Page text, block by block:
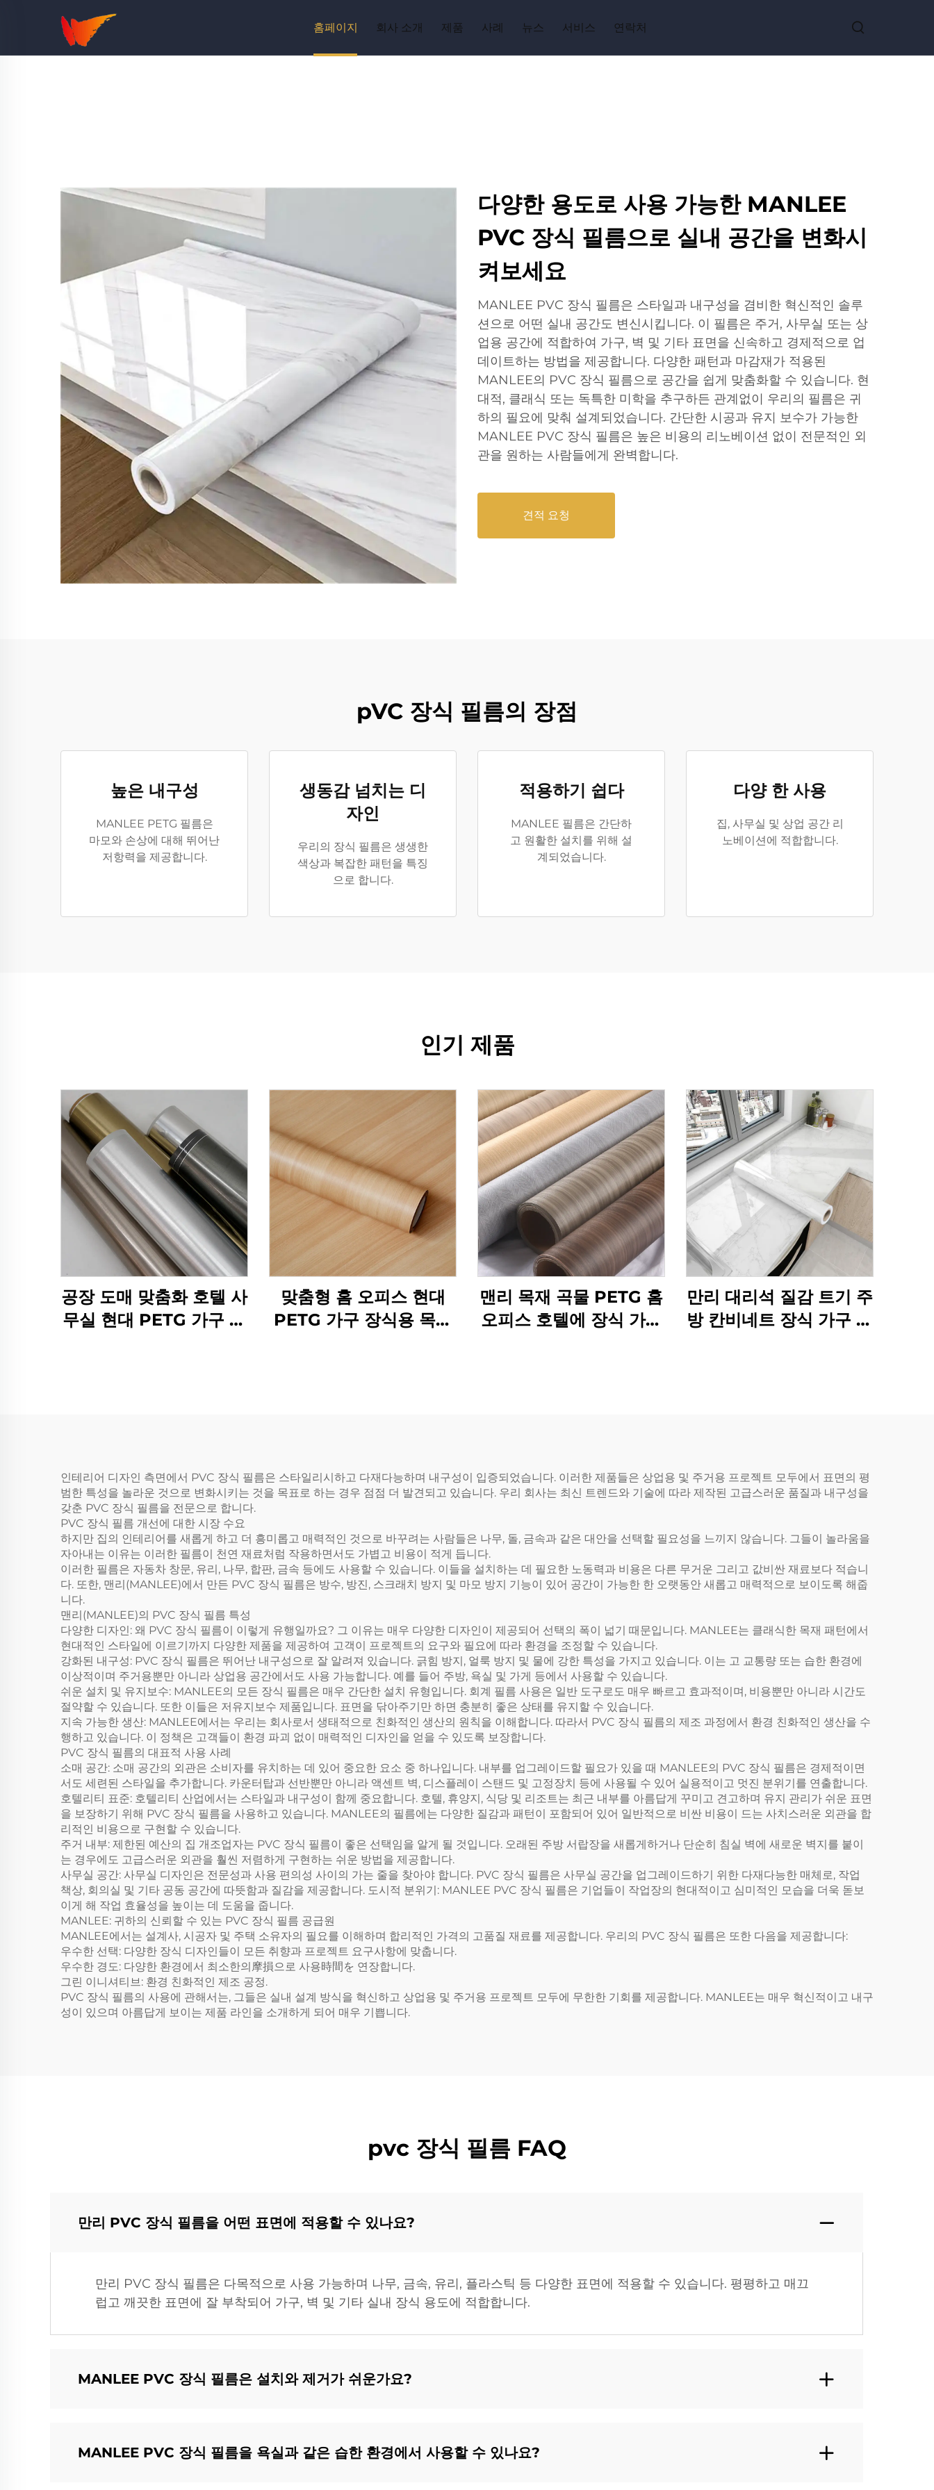
홈페이지 회사 소개 제품 사례 뉴스 서비스 연락처
다양한 용도로 사용 가능한 MANLEE
PVC 장식 필름으로 실내 공간을 변화시
켜보세요
MANLEE PVC 장식 필름은 스타일과 내구성을 겸비한 혁신적인 솔루
션으로 어떤 실내 공간도 변신시킵니다. 이 필름은 주거, 사무실 또는 상
업용 공간에 적합하여 가구, 벽 및 기타 표면을 신속하고 경제적으로 업
데이트하는 방법을 제공합니다. 다양한 패턴과 마감재가 적용된
MANLEE의 PVC 장식 필름으로 공간을 쉽게 맞춤화할 수 있습니다. 현
대적, 클래식 또는 독특한 미학을 추구하든 관계없이 우리의 필름은 귀
하의 필요에 맞춰 설계되었습니다. 간단한 시공과 유지 보수가 가능한
MANLEE PVC 장식 필름은 높은 비용의 리노베이션 없이 전문적인 외
관을 원하는 사람들에게 완벽합니다.
견적 요청
pVC 장식 필름의 장점
높은 내구성
MANLEE PETG 필름은
마모와 손상에 대해 뛰어난
저항력을 제공합니다.
생동감 넘치는 디
자인
우리의 장식 필름은 생생한
색상과 복잡한 패턴을 특징
으로 합니다.
적용하기 쉽다
MANLEE 필름은 간단하
고 원활한 설치를 위해 설
계되었습니다.
다양 한 사용
집, 사무실 및 상업 공간 리
노베이션에 적합합니다.
인기 제품
공장 도매 맞춤화 호텔 사
무실 현대 PETG 가구 장
맞춤형 홈 오피스 현대
PETG 가구 장식용 목재
맨리 목재 곡물 PETG 홈
오피스 호텔에 장식 가구
만리 대리석 질감 트기 주
방 칸비네트 장식 가구 필
인테리어 디자인 측면에서 PVC 장식 필름은 스타일리시하고 다재다능하며 내구성이 입증되었습니다. 이러한 제품들은 상업용 및 주거용 프로젝트 모두에서 표면의 평
범한 특성을 놀라운 것으로 변화시키는 것을 목표로 하는 경우 점점 더 발견되고 있습니다. 우리 회사는 최신 트렌드와 기술에 따라 제작된 고급스러운 품질과 내구성을
갖춘 PVC 장식 필름을 전문으로 합니다.
PVC 장식 필름 개선에 대한 시장 수요
하지만 집의 인테리어를 새롭게 하고 더 흥미롭고 매력적인 것으로 바꾸려는 사람들은 나무, 돌, 금속과 같은 대안을 선택할 필요성을 느끼지 않습니다. 그들이 놀라움을
자아내는 이유는 이러한 필름이 천연 재료처럼 작용하면서도 가볍고 비용이 적게 듭니다.
이러한 필름은 자동차 창문, 유리, 나무, 합판, 금속 등에도 사용할 수 있습니다. 이들을 설치하는 데 필요한 노동력과 비용은 다른 무거운 그리고 값비싼 재료보다 적습니
다. 또한, 맨리(MANLEE)에서 만든 PVC 장식 필름은 방수, 방진, 스크래치 방지 및 마모 방지 기능이 있어 공간이 가능한 한 오랫동안 새롭고 매력적으로 보이도록 해줍
니다.
맨리(MANLEE)의 PVC 장식 필름 특성
다양한 디자인: 왜 PVC 장식 필름이 이렇게 유행일까요? 그 이유는 매우 다양한 디자인이 제공되어 선택의 폭이 넓기 때문입니다. MANLEE는 클래식한 목재 패턴에서
현대적인 스타일에 이르기까지 다양한 제품을 제공하여 고객이 프로젝트의 요구와 필요에 따라 환경을 조정할 수 있습니다.
강화된 내구성: PVC 장식 필름은 뛰어난 내구성으로 잘 알려져 있습니다. 긁힘 방지, 얼룩 방지 및 물에 강한 특성을 가지고 있습니다. 이는 고 교통량 또는 습한 환경에
이상적이며 주거용뿐만 아니라 상업용 공간에서도 사용 가능합니다. 예를 들어 주방, 욕실 및 가게 등에서 사용할 수 있습니다.
쉬운 설치 및 유지보수: MANLEE의 모든 장식 필름은 매우 간단한 설치 유형입니다. 회계 필름 사용은 일반 도구로도 매우 빠르고 효과적이며, 비용뿐만 아니라 시간도
절약할 수 있습니다. 또한 이들은 저유지보수 제품입니다. 표면을 닦아주기만 하면 충분히 좋은 상태를 유지할 수 있습니다.
지속 가능한 생산: MANLEE에서는 우리는 회사로서 생태적으로 친화적인 생산의 원칙을 이해합니다. 따라서 PVC 장식 필름의 제조 과정에서 환경 친화적인 생산을 수
행하고 있습니다. 이 정책은 고객들이 환경 파괴 없이 매력적인 디자인을 얻을 수 있도록 보장합니다.
PVC 장식 필름의 대표적 사용 사례
소매 공간: 소매 공간의 외관은 소비자를 유치하는 데 있어 중요한 요소 중 하나입니다. 내부를 업그레이드할 필요가 있을 때 MANLEE의 PVC 장식 필름은 경제적이면
서도 세련된 스타일을 추가합니다. 카운터탑과 선반뿐만 아니라 액센트 벽, 디스플레이 스탠드 및 고정장치 등에 사용될 수 있어 실용적이고 멋진 분위기를 연출합니다.
호텔리티 표준: 호텔리티 산업에서는 스타일과 내구성이 함께 중요합니다. 호텔, 휴양지, 식당 및 리조트는 최근 내부를 아름답게 꾸미고 견고하며 유지 관리가 쉬운 표면
을 보장하기 위해 PVC 장식 필름을 사용하고 있습니다. MANLEE의 필름에는 다양한 질감과 패턴이 포함되어 있어 일반적으로 비싼 비용이 드는 사치스러운 외관을 합
리적인 비용으로 구현할 수 있습니다.
주거 내부: 제한된 예산의 집 개조업자는 PVC 장식 필름이 좋은 선택임을 알게 될 것입니다. 오래된 주방 서랍장을 새롭게하거나 단순히 침실 벽에 새로운 벽지를 붙이
는 경우에도 고급스러운 외관을 훨씬 저렴하게 구현하는 쉬운 방법을 제공합니다.
사무실 공간: 사무실 디자인은 전문성과 사용 편의성 사이의 가는 줄을 찾아야 합니다. PVC 장식 필름은 사무실 공간을 업그레이드하기 위한 다재다능한 매체로, 작업
책상, 회의실 및 기타 공동 공간에 따뜻함과 질감을 제공합니다. 도시적 분위기: MANLEE PVC 장식 필름은 기업들이 작업장의 현대적이고 심미적인 모습을 더욱 돋보
이게 해 작업 효율성을 높이는 데 도움을 줍니다.
MANLEE: 귀하의 신뢰할 수 있는 PVC 장식 필름 공급원
MANLEE에서는 설계사, 시공자 및 주택 소유자의 필요를 이해하며 합리적인 가격의 고품질 재료를 제공합니다. 우리의 PVC 장식 필름은 또한 다음을 제공합니다:
우수한 선택: 다양한 장식 디자인들이 모든 취향과 프로젝트 요구사항에 맞춥니다.
우수한 경도: 다양한 환경에서 최소한의摩損으로 사용時間を 연장합니다.
그린 이니셔티브: 환경 친화적인 제조 공정.
PVC 장식 필름의 사용에 관해서는, 그들은 실내 설계 방식을 혁신하고 상업용 및 주거용 프로젝트 모두에 무한한 기회를 제공합니다. MANLEE는 매우 혁신적이고 내구
성이 있으며 아름답게 보이는 제품 라인을 소개하게 되어 매우 기쁩니다.
pvc 장식 필름 FAQ
만리 PVC 장식 필름을 어떤 표면에 적용할 수 있나요?
만리 PVC 장식 필름은 다목적으로 사용 가능하며 나무, 금속, 유리, 플라스틱 등 다양한 표면에 적용할 수 있습니다. 평평하고 매끄
럽고 깨끗한 표면에 잘 부착되어 가구, 벽 및 기타 실내 장식 용도에 적합합니다.
MANLEE PVC 장식 필름은 설치와 제거가 쉬운가요?
MANLEE PVC 장식 필름을 욕실과 같은 습한 환경에서 사용할 수 있나요?